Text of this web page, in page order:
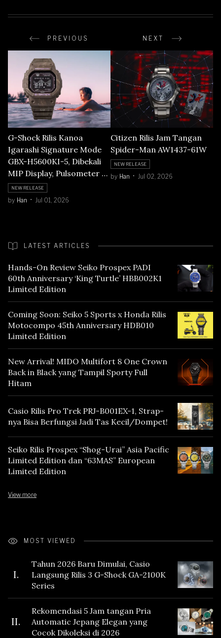
PREVIOUS NEXT
G-Shock Rilis Kanoa
Igarashi Signature Mode
GBX-H5600KI-5, Dibekali
MIP Display, Pulsometer &
Terinspirasi Batu Portugis
NEW RELEASE
by Han Jul 01, 2026
Citizen Rilis Jam Tangan
Spider-Man AW1437-61W
NEW RELEASE
by Han Jul 02, 2026
LATEST ARTICLES
Hands-On Review Seiko Prospex PADI
60th Anniversary ‘King Turtle’ HBB002K1
Limited Edition
Coming Soon: Seiko 5 Sports x Honda Rilis
Motocompo 45th Anniversary HDB010
Limited Edition
New Arrival! MIDO Multifort 8 One Crown
Back in Black yang Tampil Sporty Full
Hitam
Casio Rilis Pro Trek PRJ-B001EX-1, Strap-
nya Bisa Berfungsi Jadi Tas Kecil/Dompet!
Seiko Rilis Prospex “Shog-Urai” Asia Pacific
Limited Edition dan “63MAS” European
Limited Edition
View more
MOST VIEWED
I.
Tahun 2026 Baru Dimulai, Casio
Langsung Rilis 3 G-Shock GA-2100K
Series
II.
Rekomendasi 5 Jam tangan Pria
Automatic Jepang Elegan yang
Cocok Dikoleksi di 2026